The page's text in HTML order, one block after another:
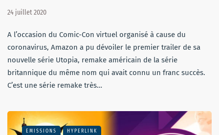
24 juillet 2020
A l’occasion du Comic-Con virtuel organisé à cause du
coronavirus, Amazon a pu dévoiler le premier trailer de sa
nouvelle série Utopia, remake américain de la série
britannique du même nom qui avait connu un franc succès.
C’est une série remake très…
EMISSIONS HYPERLINK